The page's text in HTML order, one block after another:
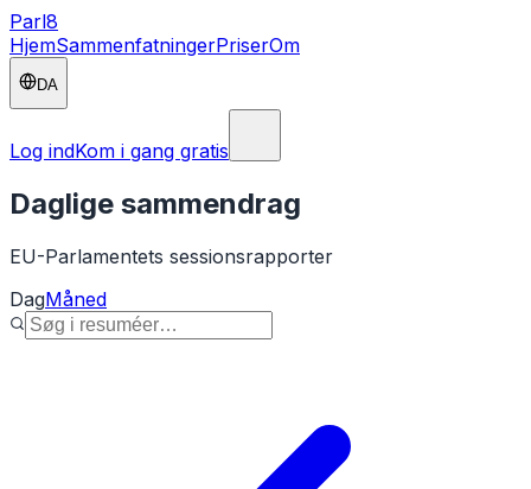
Parl8
HjemSammenfatningerPriserOm
DA
Log indKom i gang gratis
Daglige sammendrag
EU-Parlamentets sessionsrapporter
DagMåned